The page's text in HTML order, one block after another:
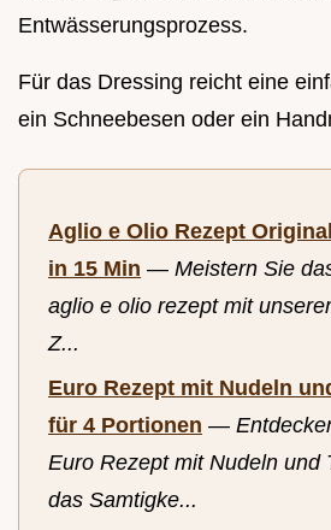
Entwässerungsprozess.
Für das Dressing reicht eine
ein Schneebesen oder ein
Aglio e Olio Rezept
in 15 Min — Meistern Sie
aglio e olio rezept mit
Z...
Euro Rezept mit Nudeln
für 4 Portionen —
Euro Rezept mit Nudeln und
das Samtigke...